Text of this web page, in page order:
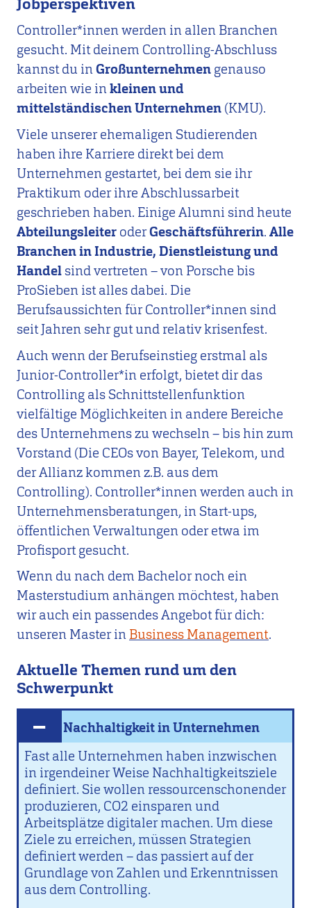
Controller*innen werden in allen Branchen
gesucht. Mit deinem Controlling-Abschluss
kannst du inGroßunternehmen genauso
arbeiten wie inkleinen und
mittelständischen Unternehmen (KMU).
Viele unserer ehemaligen Studierenden
haben ihre Karriere direkt bei dem
Unternehmen gestartet, bei dem sie ihr
Praktikum oder ihre Abschlussarbeit
geschrieben haben. Einige Alumni sind heute
Abteilungsleiter oderGeschäftsführerin. Alle
Branchen in Industrie, Dienstleistung und
Handelsind vertreten – von Porsche bis
ProSieben ist alles dabei. Die
Berufsaussichten für Controller*innen sind
seit Jahren sehr gut und relativ krisenfest.
Auch wenn der Berufseinstieg erstmal als
Junior-Controller*in erfolgt, bietet dir das
Controlling als Schnittstellenfunktion
vielfältige Möglichkeiten in andere Bereiche
des Unternehmens zu wechseln – bis hin zum
Vorstand (Die CEOs von Bayer, Telekom, und
der Allianz kommen z.B. aus dem
Controlling). Controller*innen werden auch in
Unternehmensberatungen, in Start-ups,
öffentlichen Verwaltungen oder etwa im
Profisport gesucht.
Wenn du nach dem Bachelor noch ein
Masterstudium anhängen möchtest, haben
wir auch ein passendes Angebot für dich:
unseren Master in Business Management.
Aktuelle Themen rund um den
Schwerpunkt
Nachhaltigkeit in Unternehmen
Fast alle Unternehmen haben inzwischen
in irgendeiner Weise Nachhaltigkeitsziele
definiert. Sie wollen ressourcenschonender
produzieren, CO2 einsparen und
Arbeitsplätze digitaler machen. Um diese
Ziele zu erreichen, müssen Strategien
definiert werden – das passiert auf der
Grundlage von Zahlen und Erkenntnissen
aus dem Controlling.